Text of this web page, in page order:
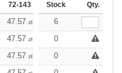
72-143 144-287 288 +
Stock Qty.
47.57 zł 47.12
6
47.57 zł 47.12 47.12zł
0
47.57 zł 47.12 47.12zł
0